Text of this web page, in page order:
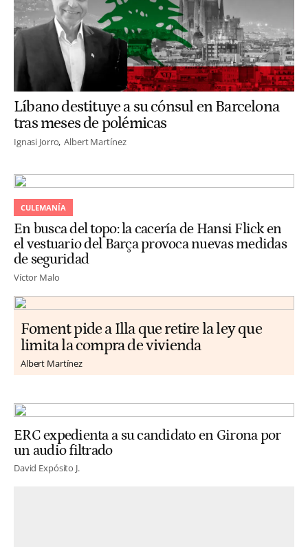
Líbano destituye a su cónsul en Barcelona
tras meses de polémicas
Ignasi Jorro Albert Martínez
CULEMANÍA
En busca del topo: la cacería de Hansi Flick en
el vestuario del Barça provoca nuevas medidas
de seguridad
Víctor Malo
Foment pide a Illa que retire la ley que
limita la compra de vivienda
Albert Martínez
ERC expedienta a su candidato en Girona por
un audio filtrado
David Expósito J.